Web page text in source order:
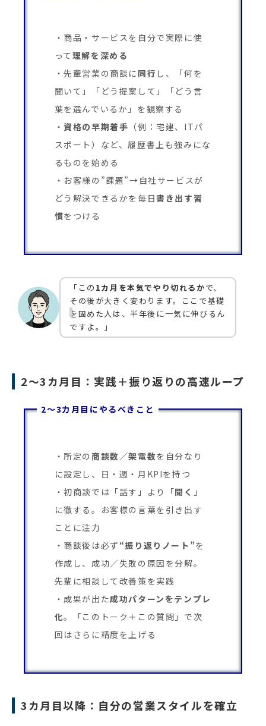
商品・サービスを自分で実際に使
って 理解を深める
先輩営業の商談に 同行 し、「何を
聞いて」「どう提案して」「どう言
葉を選んでいるか」を観察する
資格の早期着手 （例：宅建、ITパ
スポート）など、履歴書上も強みにな
るものを始める
お客様の”課題”→自社サービスが
どう解決できるかを毎日書き出す習
慣をつける
「この 1カ月を本気でやり切れるかで、
その後が大きく変わります。ここで基礎
を固めた人は、半年後に一気に伸びるん
ですよ。」
2〜3カ月目：実践＋振り返りの高速ループ
2〜3カ月目にやるべきこと
所定の 商談数／架電数を自分なり
に設定し、日・週・月KPIを持つ
初商談では「話す」より「聞く 」
に徹する。お客様の言葉を引き出す
ことに注力
商談後は必ず “振り返りノート”を
作成し、成功／失敗の原因を分解。
先輩に相談して改善策を実践
成果が出た成功パターンをテンプレ
化。「このトーク＋この質問」で次
回はさらに精度を上げる
3カ月目以降：自分の営業スタイルを確立